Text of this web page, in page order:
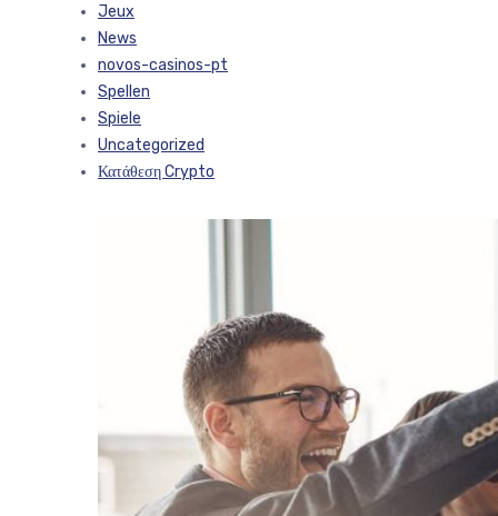
Jeux
News
novos-casinos-pt
Spellen
Spiele
Uncategorized
Κατάθεση Crypto